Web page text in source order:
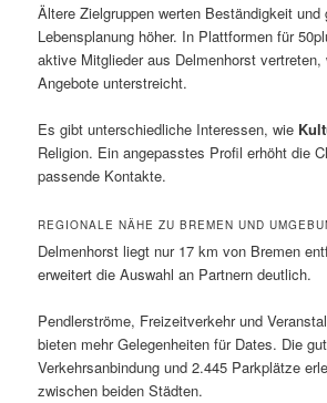
Ältere Zielgruppen werten Beständigkeit und
Lebensplanung höher. In Plattformen für
aktive Mitglieder aus Delmenhorst
Angebote unterstreicht.
Es gibt unterschiedliche Interessen, wie
Religion. Ein angepasstes Profil erhöht die
passende Kontakte.
REGIONALE NÄHE ZU BREMEN UND
Delmenhorst liegt nur 17 km von Bremen
erweitert die Auswahl an Partnern deutlich.
Pendlerströme, Freizeitverkehr und
bieten mehr Gelegenheiten für Dates. Die
Verkehrsanbindung und 2.445 Parkplätze
zwischen beiden Städten.